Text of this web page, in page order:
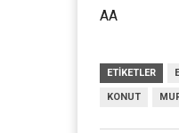
AA
ETIKETLER
KONUT